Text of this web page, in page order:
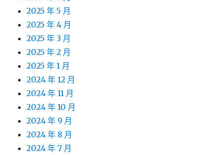
2025 年 5 月
2025 年 4 月
2025 年 3 月
2025 年 2 月
2025 年 1 月
2024 年 12 月
2024 年 11 月
2024 年 10 月
2024 年 9 月
2024 年 8 月
2024 年 7 月